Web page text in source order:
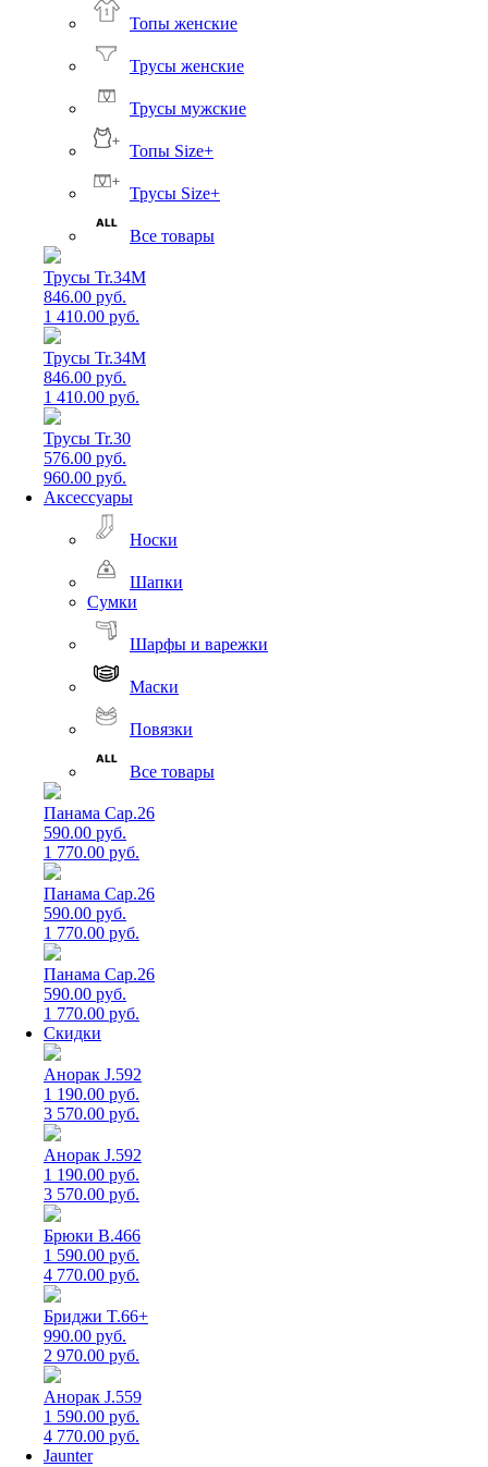
Топы женские
Трусы женские
Трусы мужские
Топы Size+
Трусы Size+
Все товары
Трусы Tr.34M
846.00 руб.
1 410.00 руб.
Трусы Tr.34M
846.00 руб.
1 410.00 руб.
Трусы Tr.30
576.00 руб.
960.00 руб.
Аксессуары
Носки
Шапки
Сумки
Шарфы и варежки
Маски
Повязки
Все товары
Панама Cap.26
590.00 руб.
1 770.00 руб.
Панама Cap.26
590.00 руб.
1 770.00 руб.
Панама Cap.26
590.00 руб.
1 770.00 руб.
Скидки
Анорак J.592
1 190.00 руб.
3 570.00 руб.
Анорак J.592
1 190.00 руб.
3 570.00 руб.
Брюки B.466
1 590.00 руб.
4 770.00 руб.
Бриджи T.66+
990.00 руб.
2 970.00 руб.
Анорак J.559
1 590.00 руб.
4 770.00 руб.
Jaunter